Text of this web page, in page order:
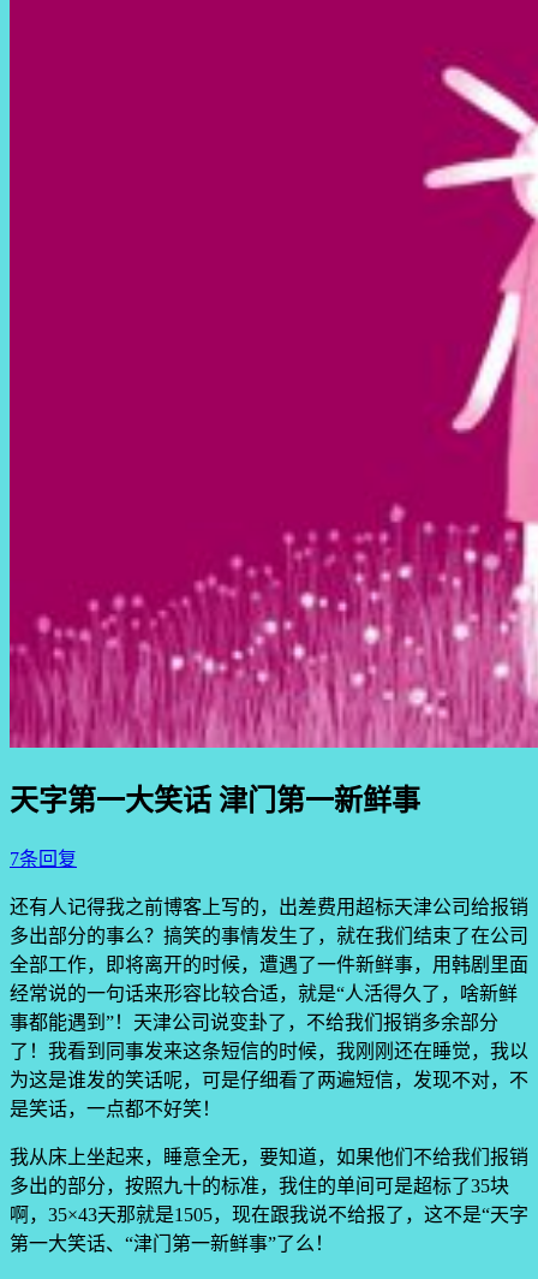
天字第一大笑话 津门第一新鲜事
7条回复
还有人记得我之前博客上写的，出差费用超标天津公司给报销
多出部分的事么？搞笑的事情发生了，就在我们结束了在公司
全部工作，即将离开的时候，遭遇了一件新鲜事，用韩剧里面
经常说的一句话来形容比较合适，就是“人活得久了，啥新鲜
事都能遇到”！天津公司说变卦了，不给我们报销多余部分
了！我看到同事发来这条短信的时候，我刚刚还在睡觉，我以
为这是谁发的笑话呢，可是仔细看了两遍短信，发现不对，不
是笑话，一点都不好笑！
我从床上坐起来，睡意全无，要知道，如果他们不给我们报销
多出的部分，按照九十的标准，我住的单间可是超标了35块
啊，35×43天那就是1505，现在跟我说不给报了，这不是“天字
第一大笑话、“津门第一新鲜事”了么！